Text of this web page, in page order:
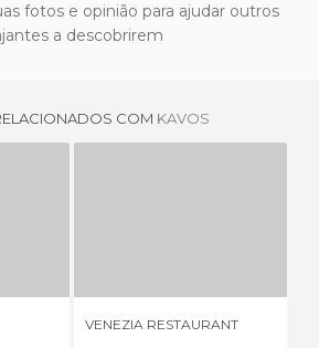
fotos e opinião para ajudar outros
a descobrirem
COM KAVOS
VENEZIA RESTAURANT